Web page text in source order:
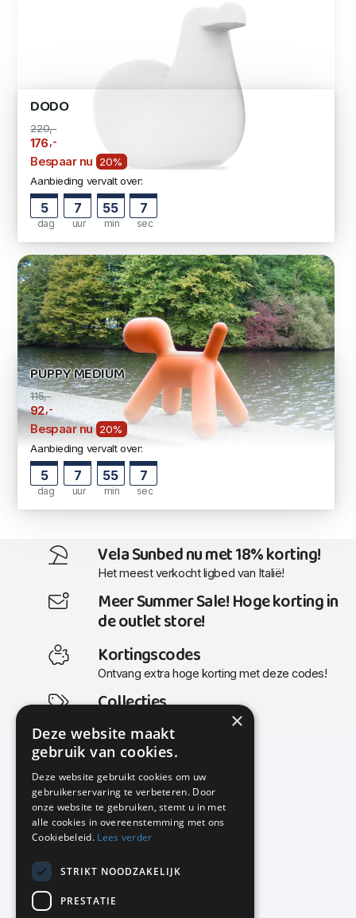
DODO
220,-
176,-
Bespaar nu
20%
Aanbieding vervalt over:
5
dag
7
uur
55
min
6
sec
PUPPY MEDIUM
115,-
92,-
Bespaar nu 20%
Aanbieding vervalt over:
5
dag
7
uur
55
min
6
sec
Vela Sunbed nu met 18% korting!
Het meest verkocht ligbed van Italië!
Meer Summer Sale! Hoge korting in
de outlet store!
Kortingscodes
Ontvang extra hoge korting met deze codes!
Collecties
Actuele en populaire collecties
KMP Kantoormeubilair
Airport Business Park
Frankfurtstraat 29-31
1175 RH Lijnden
020-617 01 26
info@kmpkantoormeubilair.nl
×
Deze website maakt
gebruik van cookies.
Deze website gebruikt cookies om uw
gebruikerservaring te verbeteren. Door
onze website te gebruiken, stemt u in met
alle cookies in overeenstemming met ons
Cookiebeleid. Lees verder
STRIKT NOODZAKELIJK
PRESTATIE